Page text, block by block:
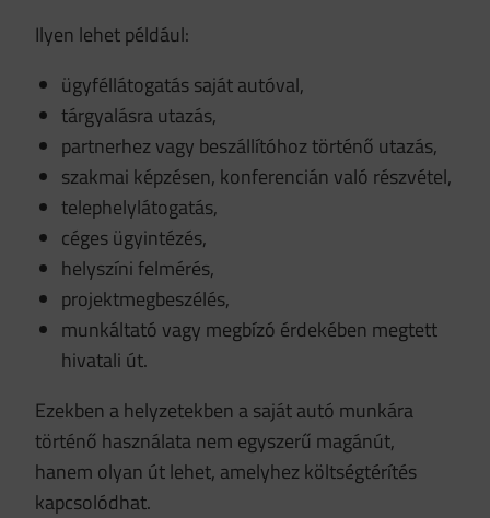
Ilyen lehet például:
ügyféllátogatás saját autóval,
tárgyalásra utazás,
partnerhez vagy beszállítóhoz történő utazás,
szakmai képzésen, konferencián való részvétel,
telephelylátogatás,
céges ügyintézés,
helyszíni felmérés,
projektmegbeszélés,
munkáltató vagy megbízó érdekében megtett
hivatali út.
Ezekben a helyzetekben a saját autó munkára
történő használata nem egyszerű magánút,
hanem olyan út lehet, amelyhez költségtérítés
kapcsolódhat.